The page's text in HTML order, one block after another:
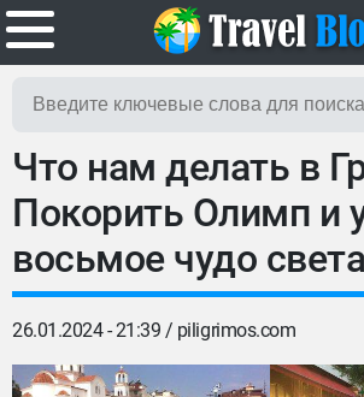
Что нам делать в
Покорить Олимп и
восьмое чудо
26.01.2024 - 21:39 / piligrimos.com